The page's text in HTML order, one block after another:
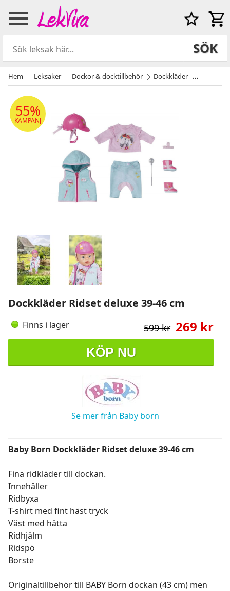
SÖK
Hem Leksaker Dockor & docktillbehör Dockkläder
55%
KAMPANJ
Dockkläder Ridset deluxe 39-46 cm
Finns i lager 269 kr
599 kr
KÖP NU
Se mer från Baby born
Baby Born Dockkläder Ridset deluxe 39-46 cm
Fina ridkläder till dockan.
Innehåller
Ridbyxa
T-shirt med fint häst tryck
Väst med hätta
Ridhjälm
Ridspö
Borste
Originaltillbehör till BABY Born dockan (43 cm) men